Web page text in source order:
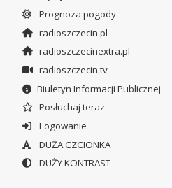
Prognoza pogody
radioszczecin.pl
radioszczecinextra.pl
radioszczecin.tv
Biuletyn Informacji Publicznej
Posłuchaj teraz
Logowanie
DUŻA CZCIONKA
DUŻY KONTRAST